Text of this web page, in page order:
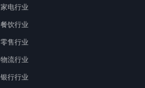
家电行业
餐饮行业
零售行业
物流行业
银行行业